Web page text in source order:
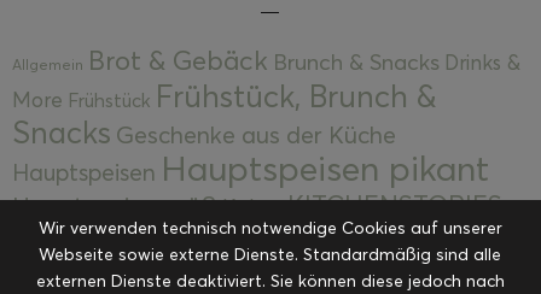
Allgemein Brot & Gebäck Brunch & Snacks Drinks &
More Frühstück Frühstück, Brunch &
Snacks Geschenke aus der Küche
Hauptspeisen Hauptspeisen pikant
Hauptspeisen süßKekseKITCHENSTORIES
Kuchen, Torten & Desserts Kuchen und
Desserts Kulinarik Kulinarische Mitbringsel &
Wir verwenden technisch notwendige Cookies auf unserer
Webseite sowie externe Dienste. Standardmäßig sind alle
externen Dienste deaktiviert. Sie können diese jedoch nach